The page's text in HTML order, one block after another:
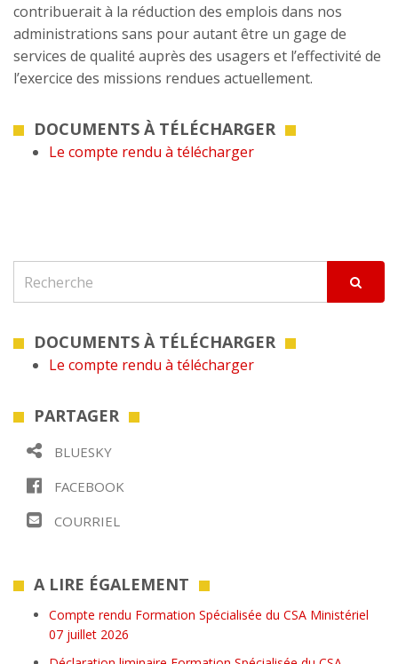
contribuerait à la réduction des emplois dans nos
administrations sans pour autant être un gage de
services de qualité auprès des usagers et l’effectivité de
l’exercice des missions rendues actuellement.
DOCUMENTS À TÉLÉCHARGER
Le compte rendu à télécharger
DOCUMENTS À TÉLÉCHARGER
Le compte rendu à télécharger
PARTAGER
BLUESKY
FACEBOOK
COURRIEL
A LIRE ÉGALEMENT
Compte rendu Formation Spécialisée du CSA Ministériel
07 juillet 2026